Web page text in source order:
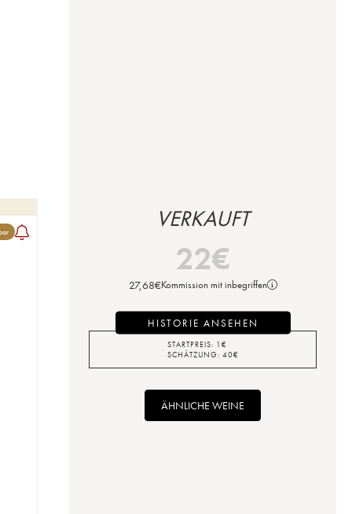
VERKAUFT
22€
27,68€Kommission mit inbegriffen
HISTORIE ANSEHEN
STARTPREIS: 1 €
SCHÄTZUNG: 40€
ÄHNLICHE WEINE